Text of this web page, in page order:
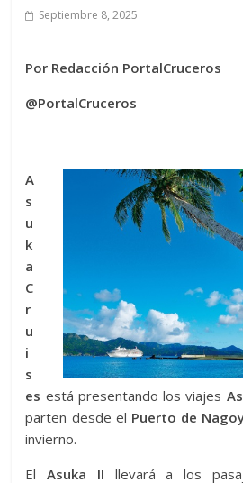
soloSeptiembre 8, 2025
Por Redacción PortalCruceros
@PortalCruceros
A
s
u
k
a
C
r
u
i
s
es está presentando los viajes
parten desde el Puerto de
invierno.
ElAsuka II llevará a los